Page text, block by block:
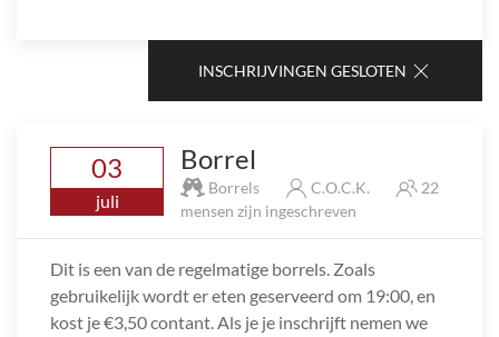
INSCHRIJVINGEN GESLOTEN
03
juli
Borrel
Borrels C.O.C.K.
22
mensen zijn ingeschreven
Dit is een van de regelmatige borrels. Zoals
gebruikelijk wordt er eten geserveerd om 19:00, en
kost je €3,50 contant. Als je je inschrijft nemen we